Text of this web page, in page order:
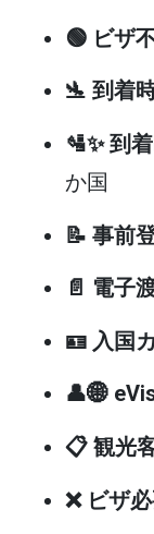
🟢 ビザ
🛬 到着
🛂✨ 到
か国
📝 事前
📄 電子
🪪 入国
👤🌐
📋 観光
❌ ビザ